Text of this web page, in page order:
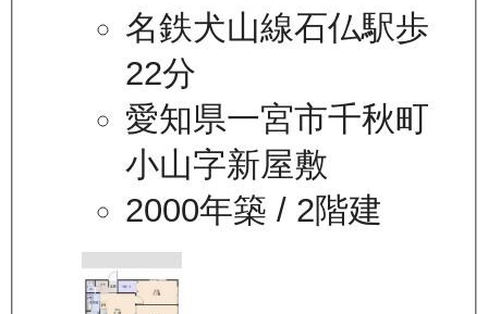
名鉄犬山線石仏駅歩
22分
愛知県一宮市千秋町
小山字新屋敷
2000年築 / 2階建